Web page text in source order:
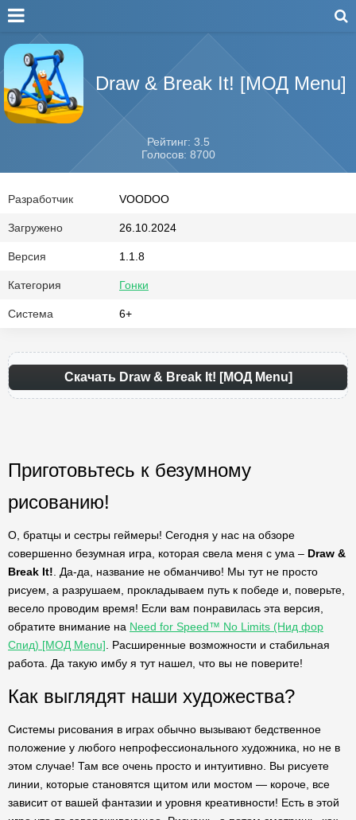
Draw & Break It! [МОД Menu]
Рейтинг: 3.5
Голосов: 8700
Разработчик VOODOO
Загружено 26.10.2024
Версия 1.1.8
Категория Гонки
Система 6+
Скачать Draw & Break It! [МОД Menu]
Приготовьтесь к безумному
рисованию!
О, братцы и сестры геймеры! Сегодня у нас на обзоре
совершенно безумная игра, которая свела меня с ума – Draw &
Break It! . Да-да, название не обманчиво! Мы тут не просто
рисуем, а разрушаем, прокладываем путь к победе и, поверьте,
весело проводим время! Если вам понравилась эта версия,
обратите внимание на Need for Speed™ No Limits (Нид фор
Спид) [МОД Menu] . Расширенные возможности и стабильная
работа. Да такую имбу я тут нашел, что вы не поверите!
Как выглядят наши художества?
Системы рисования в играх обычно вызывают бедственное
положение у любого непрофессионального художника, но не в
этом случае! Там все очень просто и интуитивно. Вы рисуете
линии, которые становятся щитом или мостом — короче, все
зависит от вашей фантазии и уровня креативности! Есть в этой